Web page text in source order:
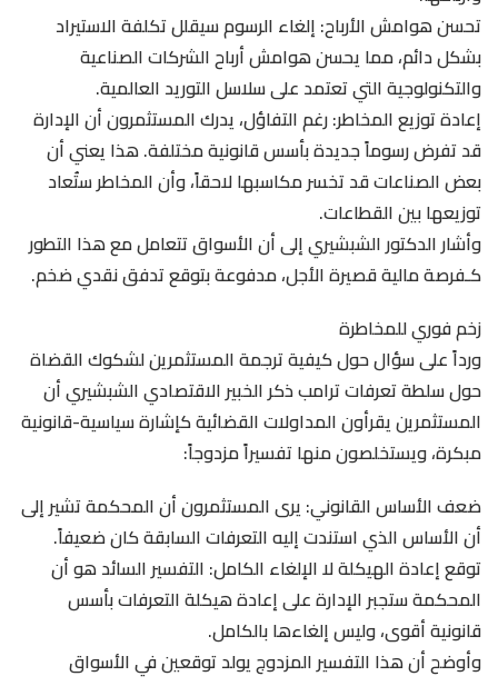
تحسن هوامش الأرباح: إلغاء الرسوم سيقلل تكلفة الاستيراد
بشكل دائم، مما يحسن هوامش أرباح الشركات الصناعية
والتكنولوجية التي تعتمد على سلاسل التوريد العالمية.
إعادة توزيع المخاطر: رغم التفاؤل، يدرك المستثمرون أن الإدارة
قد تفرض رسوماً جديدة بأسس قانونية مختلفة. هذا يعني أن
بعض الصناعات قد تخسر مكاسبها لاحقاً، وأن المخاطر ستُعاد
توزيعها بين القطاعات.
وأشار الدكتور الشبشيري إلى أن الأسواق تتعامل مع هذا التطور
كـفرصة مالية قصيرة الأجل، مدفوعة بتوقع تدفق نقدي ضخم.
زخم فوري للمخاطرة
ورداً على سؤال حول كيفية ترجمة المستثمرين لشكوك القضاة
حول سلطة تعرفات ترامب ذكر الخبير الاقتصادي الشبشيري أن
المستثمرين يقرأون المداولات القضائية كإشارة سياسية-قانونية
مبكرة، ويستخلصون منها تفسيراً مزدوجاً:
ضعف الأساس القانوني: يرى المستثمرون أن المحكمة تشير إلى
أن الأساس الذي استندت إليه التعرفات السابقة كان ضعيفاً.
توقع إعادة الهيكلة لا الإلغاء الكامل: التفسير السائد هو أن
المحكمة ستجبر الإدارة على إعادة هيكلة التعرفات بأسس
قانونية أقوى، وليس إلغاءها بالكامل.
وأوضح أن هذا التفسير المزدوج يولد توقعين في الأسواق